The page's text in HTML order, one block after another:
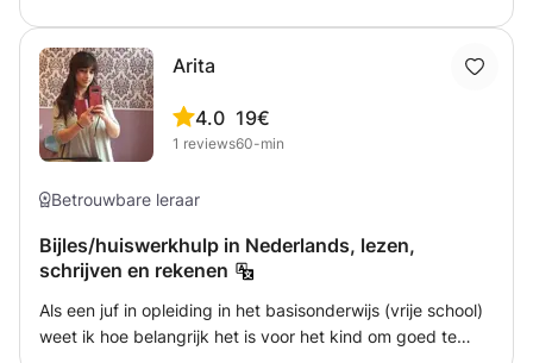
evenals een volwassen leerling. Als een ervaren Tefl /
Tesol-leraar zou ik het graag horen van iedereen in
Leiden. Als je een student bent, wil ik graag van tevoren
helpen.
Arita
4.0
1 reviews
19€
60-min
Betrouwbare leraar
Bijles/huiswerkhulp in Nederlands, lezen,
schrijven en rekenen
Als een juf in opleiding in het basisonderwijs (vrije school)
weet ik hoe belangrijk het is voor het kind om goed te